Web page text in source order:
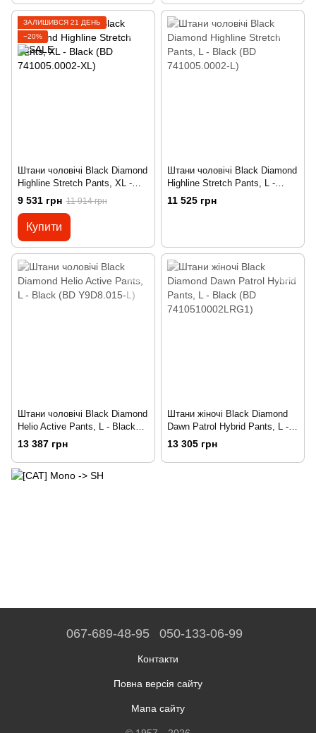
ЗАЛИШИВСЯ 21 ДЕНЬ
−20%
Штани чоловічі Black Diamond
Highline Stretch Pants, XL -
Black (BD 741005.0002-XL)
9 531 грн 11 914 грн
Купити
Штани чоловічі Black Diamond
Highline Stretch Pants, L -
Black (BD 741005.0002-L)
11 525 грн
Штани чоловічі Black Diamond
Helio Active Pants, L - Black
(BD Y9D8.015-L)
13 387 грн
Штани жіночі Black Diamond
Dawn Patrol Hybrid Pants, L -
Black (BD 7410510002LRG1)
13 305 грн
067-689-48-95 050-133-06-99
Контакти
Повна версія сайту
Мапа сайту